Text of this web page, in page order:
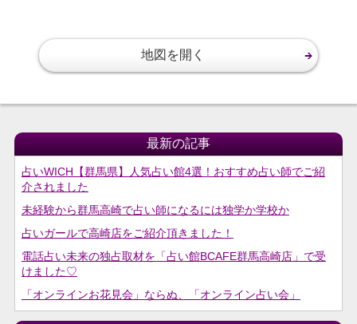
地図を開く
最新の記事
占いWICH【群馬県】人気占い館4選！おすすめ占い師でご紹
介されました
未経験から群馬高崎で占い師になるには独学か学校か
占いガールで高崎店をご紹介頂きました！
電話占い未来の独占取材を「占い館BCAFE群馬高崎店」で受
けました♡
「オンラインお花見会」ならぬ、「オンライン占い会」